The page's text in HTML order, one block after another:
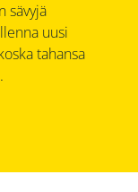
sävyjä
uusi
tahansa